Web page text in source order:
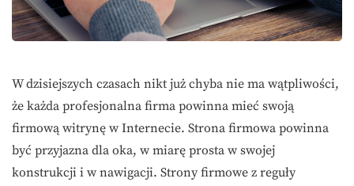
W dzisiejszych czasach nikt już chyba nie ma wątpliwości,
że każda profesjonalna firma powinna mieć swoją
firmową witrynę w Internecie. Strona firmowa powinna
być przyjazna dla oka, w miarę prosta w swojej
konstrukcji i w nawigacji. Strony firmowe z reguły